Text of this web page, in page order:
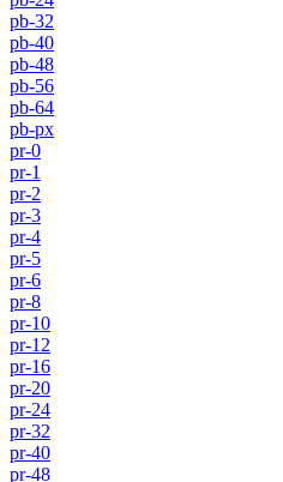
pb-32
pb-40
pb-48
pb-56
pb-64
pb-px
pr-0
pr-1
pr-2
pr-3
pr-4
pr-5
pr-6
pr-8
pr-10
pr-12
pr-16
pr-20
pr-24
pr-32
pr-40
pr-48